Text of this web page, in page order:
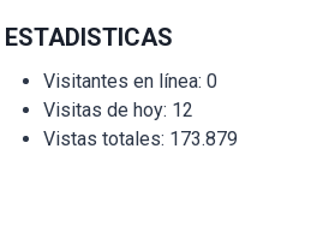
ESTADISTICAS
Visitantes en línea: 0
Visitas de hoy: 12
Vistas totales: 173.879